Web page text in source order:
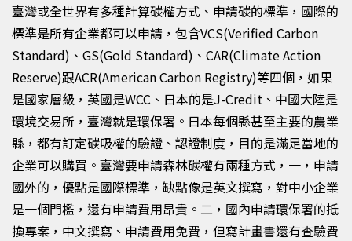
臺灣或全世界有多種計算碳權方式 、 申請碳的標準 ， 國際的
標準是所有企業都可以申請 ， 包含VCS(Verified Carbon
Standard) 、GS(Gold Standard)、 CAR(Climate Action
Reserve)跟ACR(American Carbon Registry)等四個 ， 如果
是國家層級 ， 英國是WCC 、日本的是J-Credit 、中國大陸是
環境交易所 ， 臺灣就是環保署 。 日本每個縣甚至主要的農業
縣 ， 都有訂定碳吸權的驗證、認證制度 ， 目的是滿足當地的
企業可以購買。臺灣要申請森林碳權有兩種方式，一，申請
國外的，優點是國際標準，缺點像是英文撰寫，對中小企業
是一個門檻，還有申請費用昂貴。二，國內申請環保署的抵
換專案，中文撰寫、申請費用免費，但寫計畫書還有查驗費